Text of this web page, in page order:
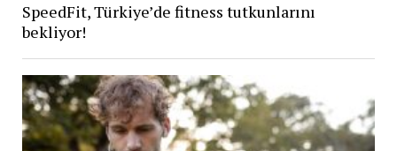
SpeedFit, Türkiye’de fitness tutkunlarını
bekliyor!